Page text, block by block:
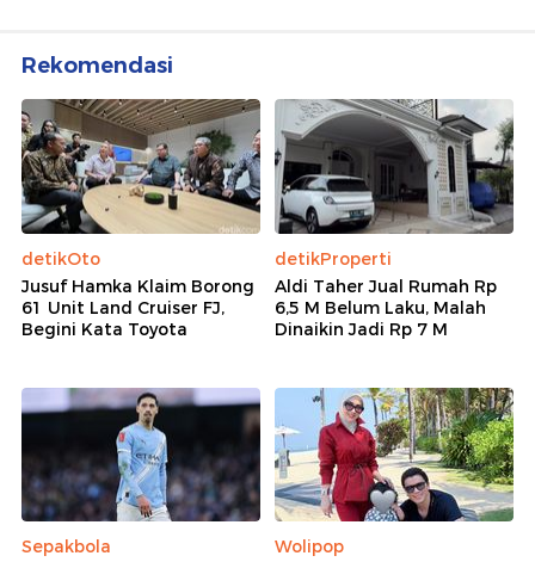
Rekomendasi
detikOto
Jusuf Hamka Klaim Borong
61 Unit Land Cruiser FJ,
Begini Kata Toyota
detikProperti
Aldi Taher Jual Rumah Rp
6,5 M Belum Laku, Malah
Dinaikin Jadi Rp 7 M
Sepakbola
Wolipop